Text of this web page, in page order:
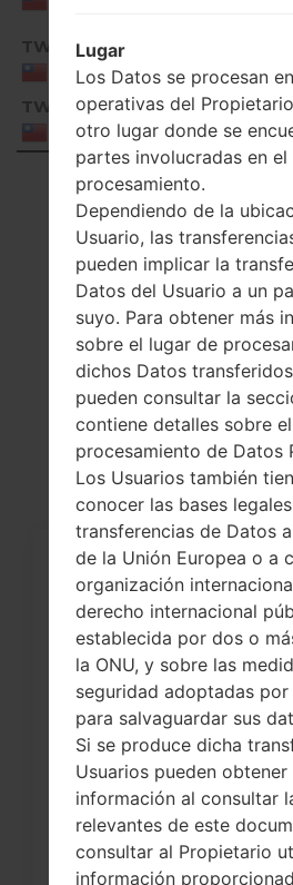
TWN
Taiwan
TWN
Taiwan
Showing 1 to 8 of
Previous 1
akaLG G5
Cómo hacer Reinicio
LG G3, G4, G5 , G7...
Lugar
Los Datos se procesan
operativas del
otro lugar donde se
partes involucradas en el
procesamiento.
Dependiendo de la
Usuario, las
pueden implicar la
Datos del Usuario a un
suyo. Para obtener más
sobre el lugar de
dichos Datos
pueden consultar la
contiene detalles sobre el
procesamiento de Datos
Los Usuarios también
conocer las bases
transferencias de Datos
de la Unión Europea o a
organización
derecho internacional
establecida por dos o
la ONU, y sobre las
seguridad adoptadas
para salvaguardar sus
Si se produce dicha
Usuarios pueden obtener
información al consultar
relevantes de este
consultar al Propietario
información